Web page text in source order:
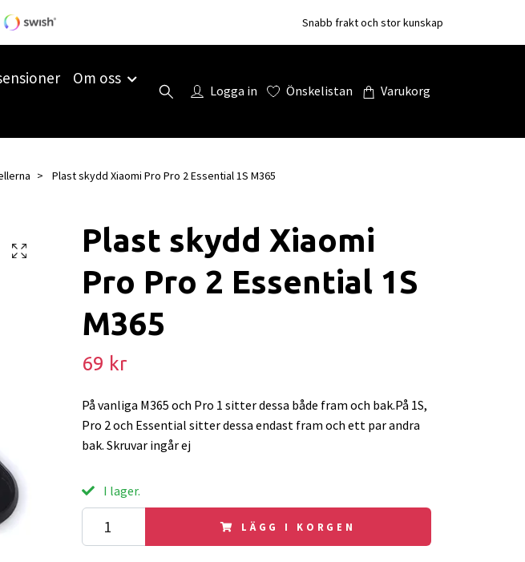
Snabb frakt och stor kunskap
Om oss
Logga in Önskelistan Varukorg
Plast skydd Xiaomi Pro Pro 2 Essential 1S M365
Plast skydd Xiaomi
Pro Pro 2 Essential 1S
M365
69 kr
På vanliga M365 och Pro 1 sitter dessa både fram och bak.På 1S,
Pro 2 och Essential sitter dessa endast fram och ett par andra
bak. Skruvar ingår ej
I lager.
LÄGG I KORGEN